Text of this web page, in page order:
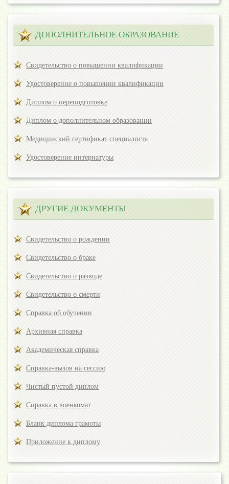
ДОПОЛНИТЕЛЬНОЕ ОБРАЗОВАНИЕ
Свидетельство о повышении квалификации
Удостоверение о повышении квалификации
Диплом о переподготовке
Диплом о дополнительном образовании
Медицинский сертификат специалиста
Удостоверение интернатуры
ДРУГИЕ ДОКУМЕНТЫ
Свидетельство о рождении
Свидетельство о браке
Свидетельство о разводе
Свидетельство о смерти
Справка об обучении
Архивная справка
Академическая справка
Справка-вызов на сессию
Чистый пустой диплом
Справка в военкомат
Бланк диплома грамоты
Приложение к диплому